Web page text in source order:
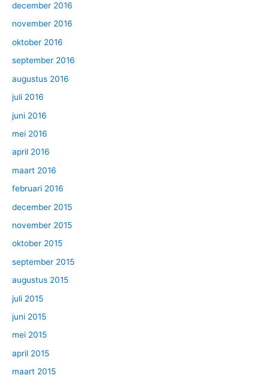
december 2016
november 2016
oktober 2016
september 2016
augustus 2016
juli 2016
juni 2016
mei 2016
april 2016
maart 2016
februari 2016
december 2015
november 2015
oktober 2015
september 2015
augustus 2015
juli 2015
juni 2015
mei 2015
april 2015
maart 2015